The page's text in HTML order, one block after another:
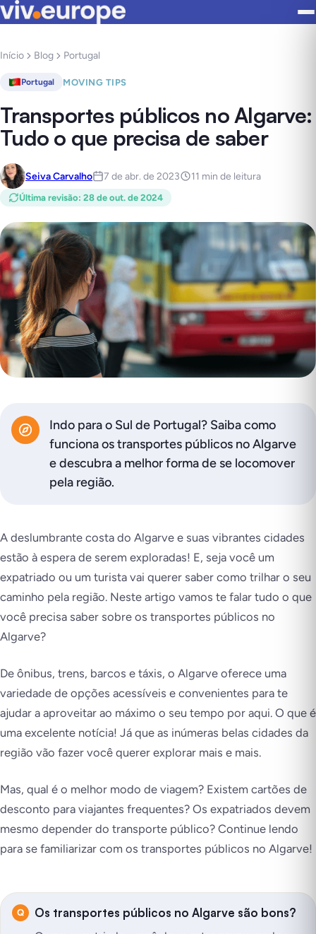
Início Blog Portugal
Portugal MOVING TIPS
Transportes públicos no Algarve:
Tudo o que precisa de saber
Seiva Carvalho 7 de abr. de 2023 11 min de leitura
Última revisão: 28 de out. de 2024
Indo para o Sul de Portugal? Saiba como
funciona os transportes públicos no Algarve
e descubra a melhor forma de se locomover
pela região.
A deslumbrante costa do Algarve e suas vibrantes cidades
estão à espera de serem exploradas! E, seja você um
expatriado ou um turista vai querer saber como trilhar o seu
caminho pela região. Neste artigo vamos te falar tudo o que
você precisa saber sobre os transportes públicos no
Algarve?
De ônibus, trens, barcos e táxis, o Algarve oferece uma
variedade de opções acessíveis e convenientes para te
ajudar a aproveitar ao máximo o seu tempo por aqui. O que é
uma excelente notícia! Já que as inúmeras belas cidades da
região vão fazer você querer explorar mais e mais.
Mas, qual é o melhor modo de viagem? Existem cartões de
desconto para viajantes frequentes? Os expatriados devem
mesmo depender do transporte público? Continue lendo
para se familiarizar com os transportes públicos no Algarve!
Os transportes públicos no Algarve são bons?